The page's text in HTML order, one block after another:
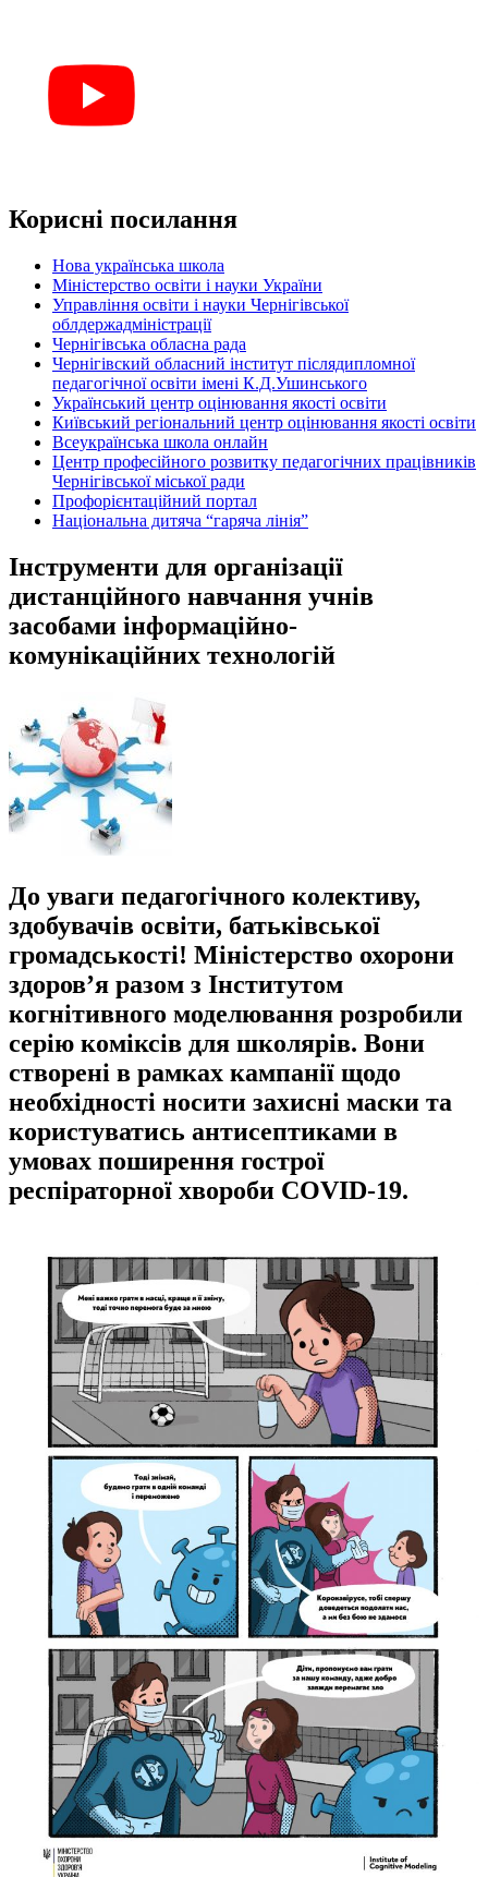
Корисні посилання
Нова українська школа
Міністерство освіти і науки України
Управління освіти і науки Чернігівської
облдержадміністрації
Чернігівська обласна рада
Чернігівский обласний інститут післядипломної
педагогічної освіти імені К.Д.Ушинського
Український центр оцінювання якості освіти
Київський регіональний центр оцінювання якості освіти
Всеукраїнська школа онлайн
Центр професійного розвитку педагогічних працівників
Чернігівської міської ради
Профорієнтаційний портал
Національна дитяча “гаряча лінія”
Інструменти для організації
дистанційного навчання учнів
засобами інформаційно-
комунікаційних технологій
До уваги педагогічного колективу,
здобувачів освіти, батьківської
громадськості! Міністерство охорони
здоров’я разом з Інститутом
когнітивного моделювання розробили
серію коміксів для школярів. Вони
створені в рамках кампанії щодо
необхідності носити захисні маски та
користуватись антисептиками в
умовах поширення гострої
респіраторної хвороби COVID-19.